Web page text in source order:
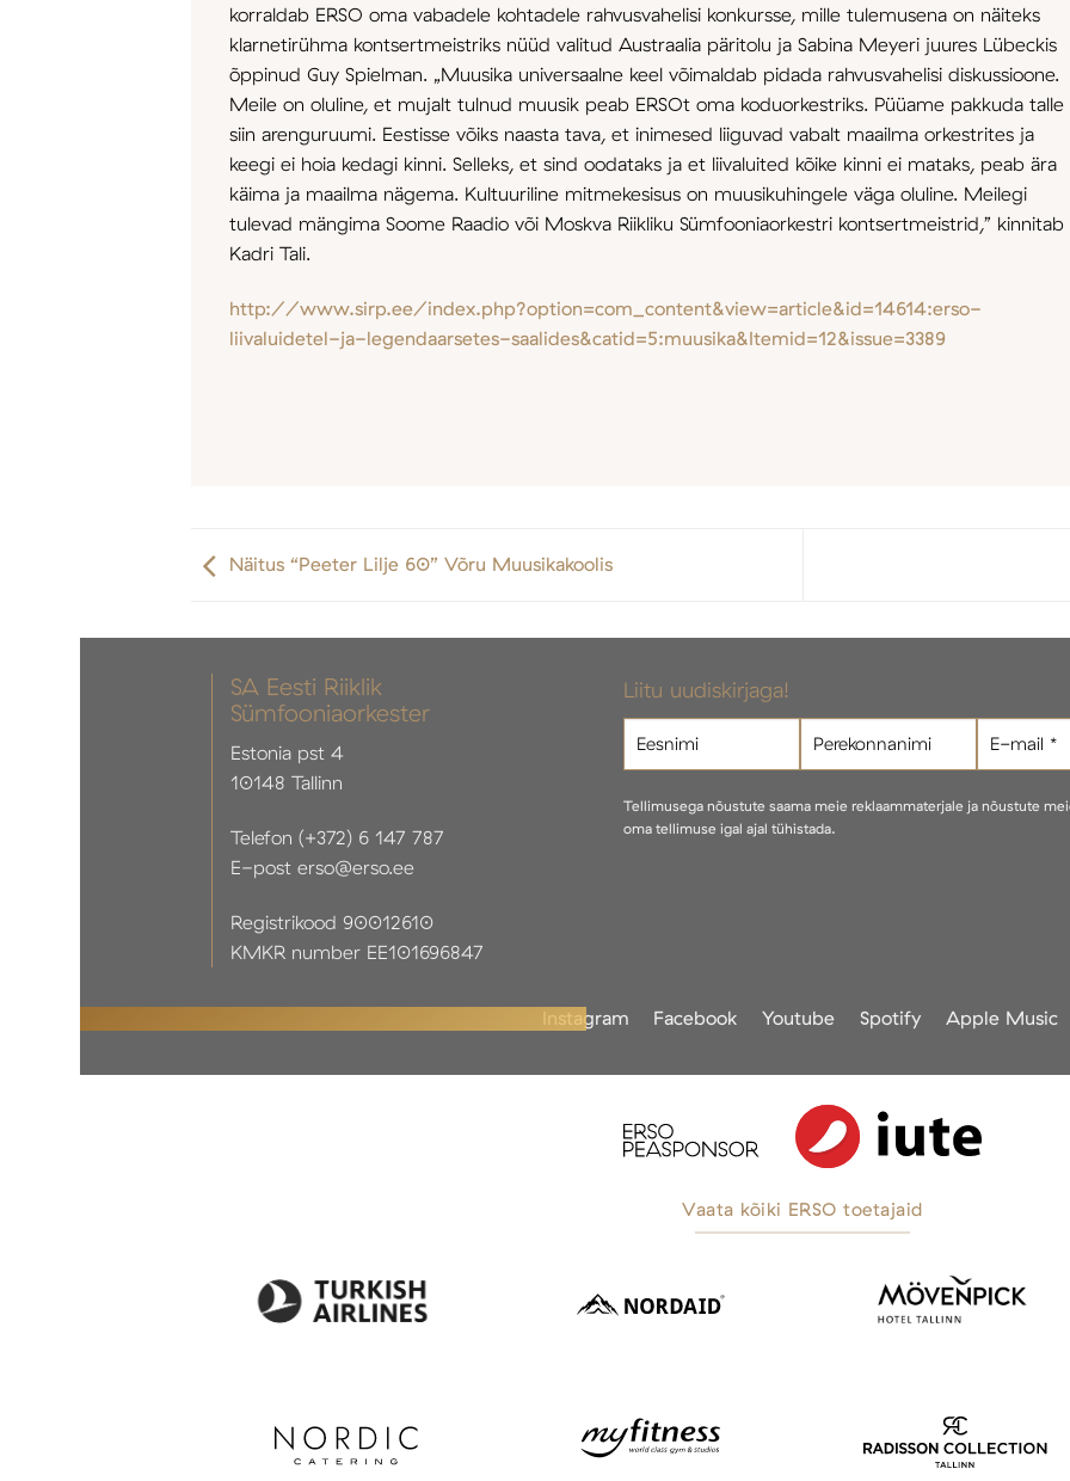
korraldab ERSO oma vabadele kohtadele rahvusvahelisi konkursse, mille tulemusena on näiteks
klarnetirühma kontsertmeistriks nüüd valitud Austraalia päritolu ja Sabina Meyeri juures Lübeckis
õppinud Guy Spielman. „Muusika universaalne keel võimaldab pidada rahvusvahelisi diskussioone.
Meile on oluline, et mujalt tulnud muusik peab ERSOt oma koduorkestriks. Püüame pakkuda talle
siin arenguruumi. Eestisse võiks naasta tava, et inimesed liiguvad vabalt maailma orkestrites ja
keegi ei hoia kedagi kinni. Selleks, et sind oodataks ja et liivaluited kõike kinni ei mataks, peab ära
käima ja maailma nägema. Kultuuriline mitmekesisus on muusikuhingele väga oluline. Meilegi
tulevad mängima Soome Raadio või Moskva Riikliku Sümfooniaorkestri kontsertmeistrid,” kinnitab
Kadri Tali.
http://www.sirp.ee/index.php?option=com_content&view=article&id=14614:erso-
liivaluidetel-ja-legendaarsetes-saalides&catid=5:muusika&Itemid=12&issue=3389
Näitus “Peeter Lilje 60” Võru Muusikakoolis
SA Eesti Riiklik
Sümfooniaorkester
Estonia pst 4
10148 Tallinn
Telefon (+372) 6 147 787
E-post erso@erso.ee
Registrikood 90012610
KMKR number EE101696847
Liitu uudiskirjaga!
Tellimusega nõustute saama meie reklaammaterjale ja nõustute
oma tellimuse igal ajal tühistada.
Instagram Facebook Youtube Spotify Apple Music
Vaata kõiki ERSO toetajaid